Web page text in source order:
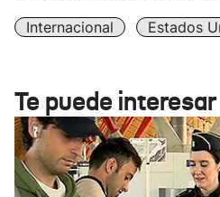
Internacional Estados
Te puede interesar